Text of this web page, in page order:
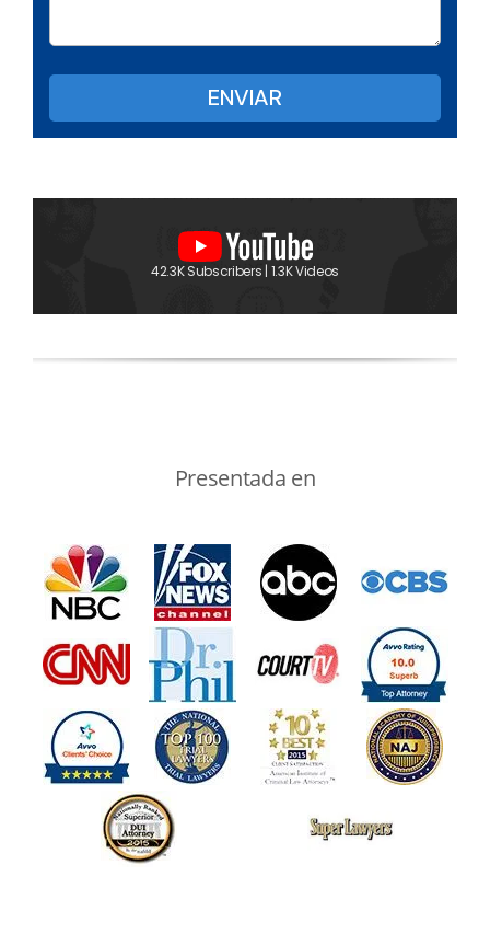
42.3K Subscribers | 1.3K Videos
Presentada en